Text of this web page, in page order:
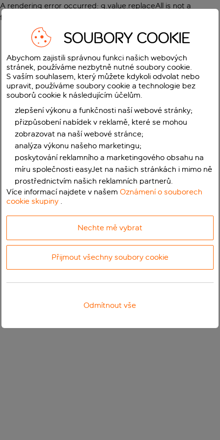
A rendering error occurred: g.value.replaceAll is not a
function
SOUBORY COOKIE
Abychom zajistili správnou funkci našich webových
stránek, používáme nezbytně nutné soubory cookie.
S vaším souhlasem, který můžete kdykoli odvolat nebo
upravit, používáme soubory cookie a technologie bez
souborů cookie k následujícím účelům.
zlepšení výkonu a funkčnosti naší webové stránky;
přizpůsobení nabídek v reklamě, které se mohou
zobrazovat na naší webové stránce;
analýza výkonu našeho marketingu;
poskytování reklamního a marketingového obsahu na
míru společnosti easyJet na našich stránkách i mimo ně
prostřednictvím našich reklamních partnerů.
Více informací najdete v našemOznámení o souborech
cookie skupiny .
Nechte mě vybrat
Přijmout všechny soubory cookie
Odmítnout vše